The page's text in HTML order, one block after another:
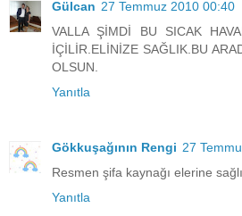
Gülcan 27 Temmuz 2010 00:40
VALLA ŞİMDİ BU SICAK
İÇİLİR.ELİNİZE SAĞLIK.BU
OLSUN.
Yanıtla
Gökkuşağının Rengi 27
Resmen şifa kaynağı elerine
Yanıtla